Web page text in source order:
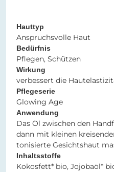
Hauttyp
Anspruchsvolle Haut
Bedürfnis
Pflegen, Schützen
Wirkung
verbessert die
Pflegeserie
Glowing Age
Anwendung
Das Öl zwischen den
dann mit kleinen
tonisierte Gesichtshaut
Inhaltsstoffe
Kokosfett* bio, Jojobaöl*